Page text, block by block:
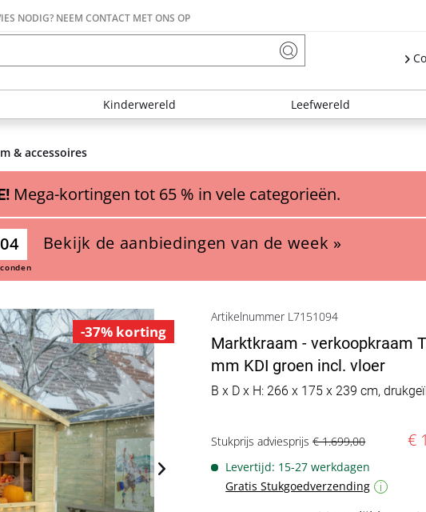
NODIG? NEEM CONTACT MET ONS OP
Kinderwereld Leefwereld
& accessoires
Mega-kortingen tot 65 % in vele categorieën.
03 Bekijk de aanbiedingen van de week »
-37% korting
Artikelnummer L7151094
Marktkraam - verkoopkraam
mm KDI groen incl. vloer
B x D x H: 266 x 175 x 239 cm,
Stukprijs adviesprijs€ 1.699,00 €
Levertijd: 15-27 werkdagen
Gratis Stukgoedverzending
i